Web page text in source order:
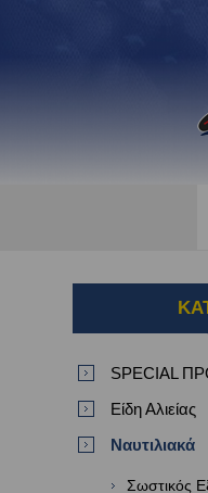
SPECIAL
Είδη Αλιείας
Ναυτιλιακά
Σωστικός